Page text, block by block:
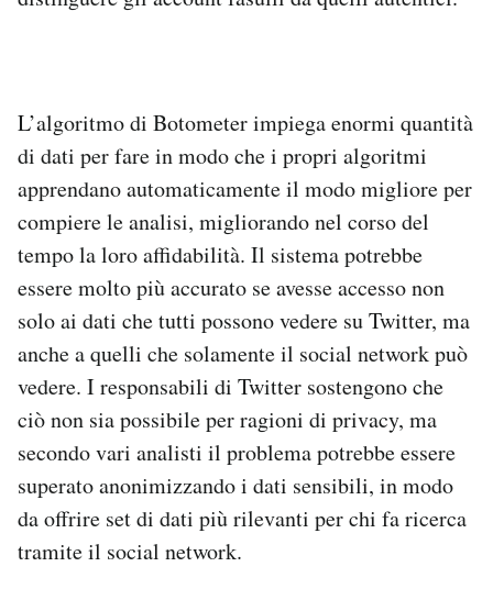
L’algoritmo di Botometer impiega enormi quantità
di dati per fare in modo che i propri algoritmi
apprendano automaticamente il modo migliore per
compiere le analisi, migliorando nel corso del
tempo la loro affidabilità. Il sistema potrebbe
essere molto più accurato se avesse accesso non
solo ai dati che tutti possono vedere su Twitter, ma
anche a quelli che solamente il social network può
vedere. I responsabili di Twitter sostengono che
ciò non sia possibile per ragioni di privacy, ma
secondo vari analisti il problema potrebbe essere
superato anonimizzando i dati sensibili, in modo
da offrire set di dati più rilevanti per chi fa ricerca
tramite il social network.